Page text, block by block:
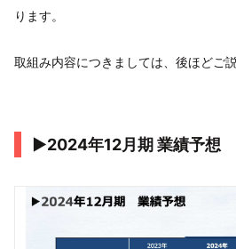
ります。
取組み内容につきましては、後ほどご
▶2024年12月期 業績予想